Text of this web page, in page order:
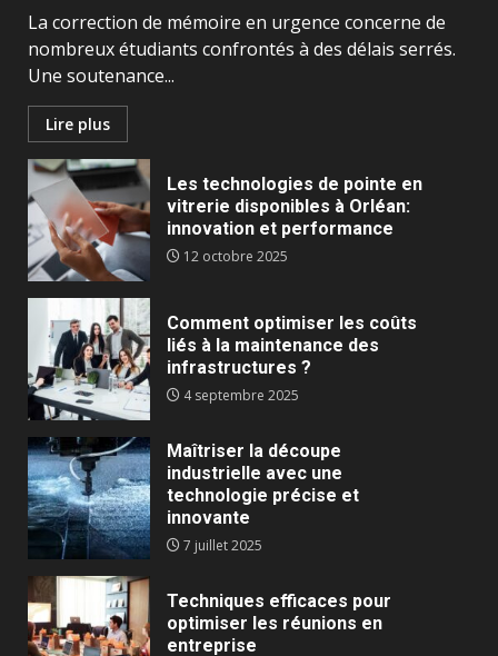
La correction de mémoire en urgence concerne de
nombreux étudiants confrontés à des délais serrés.
Une soutenance...
Lire plus
Les technologies de pointe en
vitrerie disponibles à Orléan:
innovation et performance
12 octobre 2025
Comment optimiser les coûts
liés à la maintenance des
infrastructures ?
4 septembre 2025
Maîtriser la découpe
industrielle avec une
technologie précise et
innovante
7 juillet 2025
Techniques efficaces pour
optimiser les réunions en
entreprise